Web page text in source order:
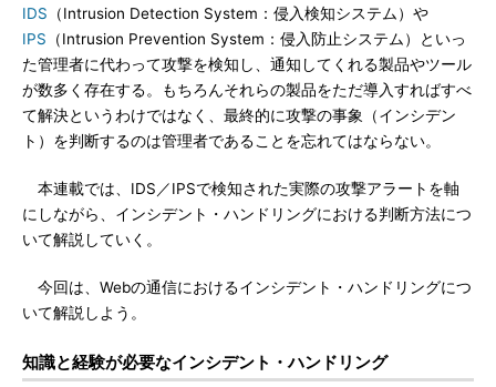
IDS （Intrusion Detection System：侵入検知システム）や
IPS （Intrusion Prevention System：侵入防止システム）といっ
た管理者に代わって攻撃を検知し、通知してくれる製品やツール
が数多く存在する。もちろんそれらの製品をただ導入すればすべ
て解決というわけではなく、最終的に攻撃の事象（インシデン
ト）を判断するのは管理者であることを忘れてはならない。
本連載では、IDS／IPSで検知された実際の攻撃アラートを軸
にしながら、インシデント・ハンドリングにおける判断方法につ
いて解説していく。
今回は、Webの通信におけるインシデント・ハンドリングにつ
いて解説しよう。
知識と経験が必要なインシデント・ハンドリング